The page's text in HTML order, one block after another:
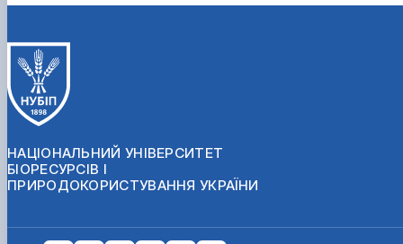
НАЦІОНАЛЬНИЙ УНІВЕРСИТЕТ
БІОРЕСУРСІВ І
ПРИРОДОКОРИСТУВАННЯ УКРАЇНИ